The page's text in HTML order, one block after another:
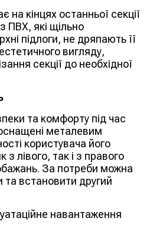
на кінцях останньої секції
ПВХ, які щільно
підлоги, не дряпають її
вигляду,
секції до необхідної
та комфорту під час
металевим
користувача його
лівого, так і з правого
За потреби можна
встановити другий
навантаження